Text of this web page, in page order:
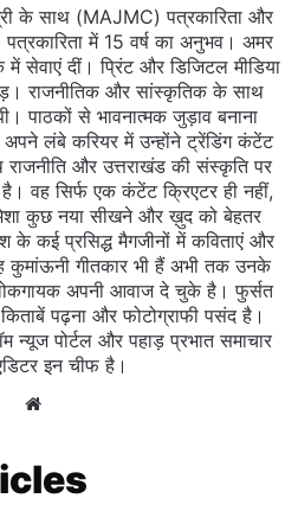
के साथ (MAJMC) पत्रकारिता और
में 15 वर्ष का अनुभव। अमर
में सेवाएं दीं। प्रिंट और डिजिटल मीडिया
राजनीतिक और सांस्कृतिक के साथ
पाठकों से भावनात्मक जुड़ाव बनाना
लंबे करियर में उन्होंने ट्रेंडिंग कंटेंट
और उत्तराखंड की संस्कृति पर
वह सिर्फ एक कंटेंट क्रिएटर ही नहीं,
कुछ नया सीखने और ख़ुद को बेहतर
के कई प्रसिद्ध मैगजीनों में कविताएं और
कुमांऊनी गीतकार भी हैं अभी तक उनके
अपनी आवाज दे चुके है। फुर्सत
पढ़ना और फोटोग्राफी पसंद है।
न्यूज पोर्टल और पहाड़ प्रभात समाचार
इन चीफ है।
Website